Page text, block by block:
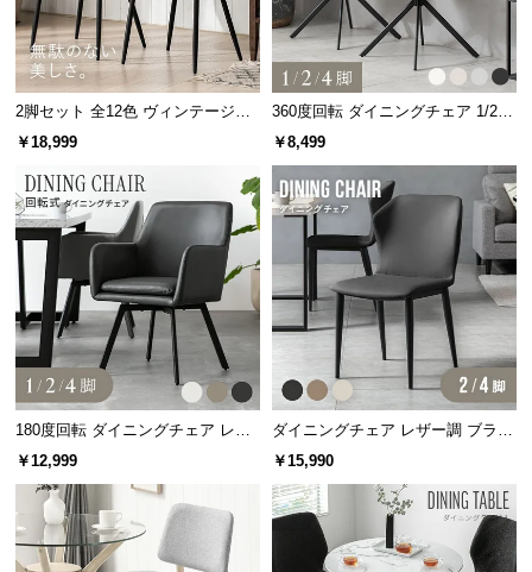
つ
い
て
開
梱
設
置
サ
ー
ビ
ス
に
つ
い
て
入
経
路
2脚セット 全12色 ヴィンテージ調
デザイナーズシェルチェア
￥18,999
360度回転 ダイニングチェア 1/2/4
脚セット
￥8,499
180度回転 ダイニングチェア レザ
ー調 1/2/4脚セット スチールレッグ
ブラック脚
￥12,999
ダイニングチェア レザー調 ブラッ
ク脚 2脚/4脚セット 包み込むフォ
￥15,990